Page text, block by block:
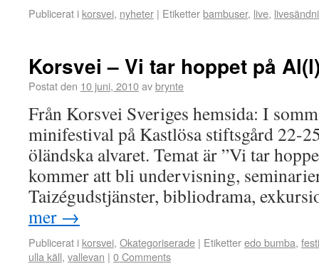
Publicerat i korsvei, nyheter | Etiketterbambuser, live,
Korsvei – Vi tar hoppet på
Postat den 10 juni, 2010avbrynte
Från Korsvei Sveriges hemsida: I
minifestival på Kastlösa stiftsgård 22-
öländska alvaret. Temat är ”Vi tar
kommer att bli undervisning,
Taizégudstjänster, bibliodrama,
mer →
Publicerat i korsvei, Okategoriserade | Etiketteredo bumba,
ulla käll, vallevan | 0 Comments